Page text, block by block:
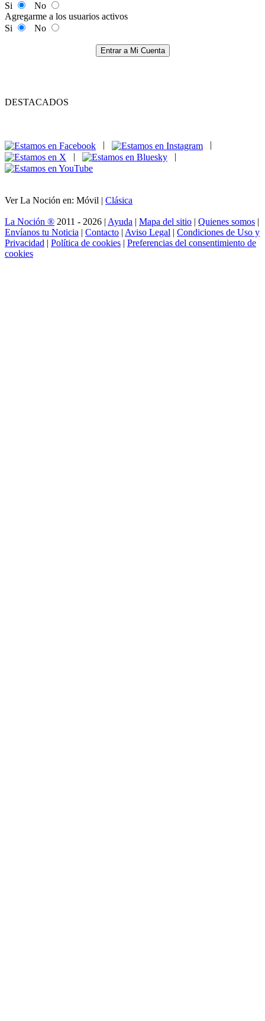
Si
No
Agregarme a los usuarios activos
Si
No
Entrar a Mi Cuenta
DESTACADOS
|
|
Ver La Noción en: Móvil | Clásica
La Noción ® 2011 - 2026 | Ayuda | Mapa del sitio | Quienes somos |
Envíanos tu Noticia | Contacto | Aviso Legal | Condiciones de Uso y
Privacidad | Política de cookies | Preferencias del consentimiento de
cookies